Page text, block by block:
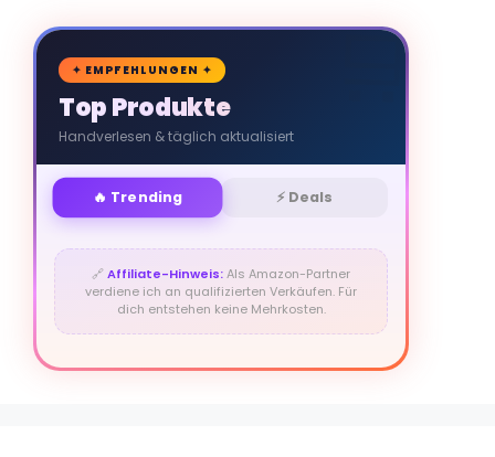
🛒
✦ EMPFEHLUNGEN ✦
Top Produkte
Handverlesen & täglich aktualisiert
🔥 Trending ⚡ Deals
🔗Affiliate-Hinweis:Als Amazon-Partner
verdiene ich an qualifizierten Verkäufen. Für
dich entstehen keine Mehrkosten.